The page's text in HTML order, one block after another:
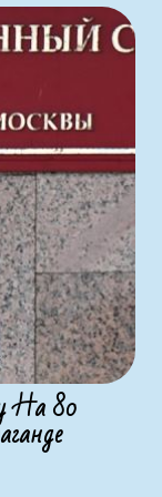
На 80